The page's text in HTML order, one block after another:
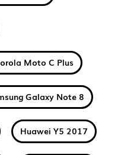
Moto C Plus
Galaxy Note 8
Huawei Y5 2017